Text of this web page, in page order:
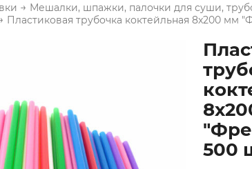
→ Мешалки, шпажки, палочки для суши,
Пластиковая трубочка коктейльная 8х200 мм
500